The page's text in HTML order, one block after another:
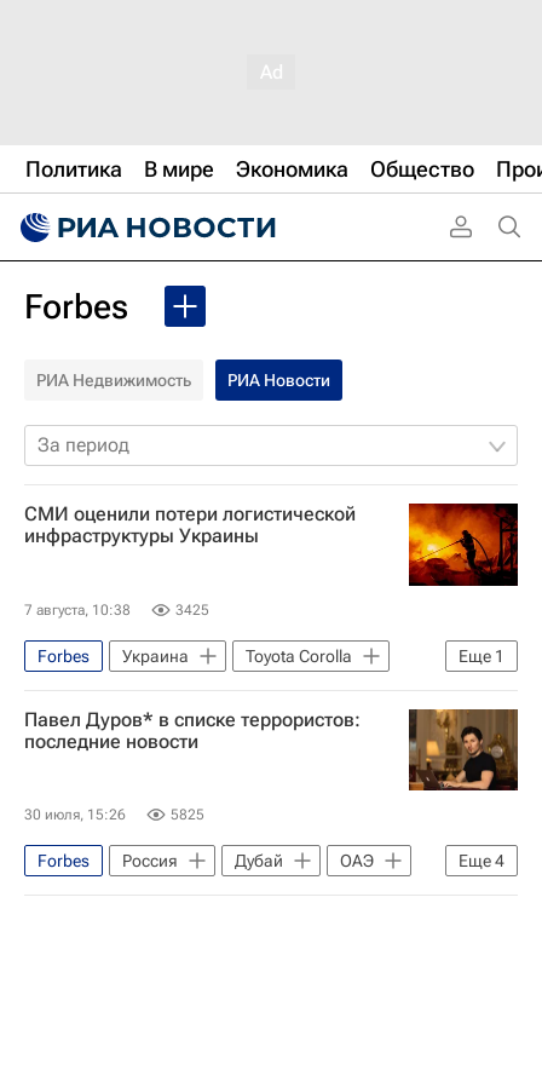
Политика В мире Экономика Общество
Forbes
РИА Недвижимость РИА Новости
За период
СМИ оценили потери логистической
инфраструктуры Украины
7 августа, 10:38 3425
Еще 1
Forbes Украина
Toyota Corolla
В мире
Павел Дуров* в списке террористов:
последние новости
30 июля, 15:26 5825
Еще4
Forbes Россия Дубай
ОАЭ
Павел Дуров*
Telegram